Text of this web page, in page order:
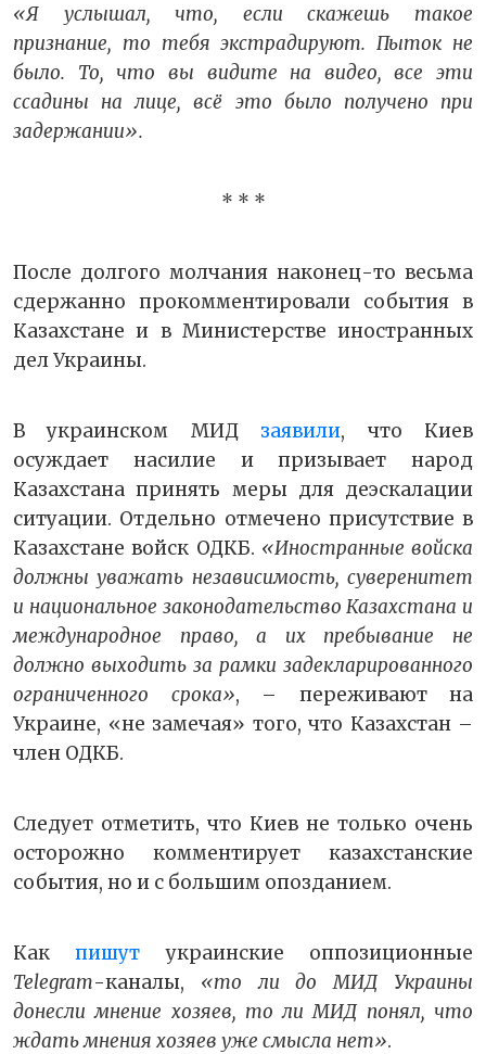
«Я услышал, что, если скажешь такое
признание, то тебя экстрадируют. Пыток не
было. То, что вы видите на видео, все эти
ссадины на лице, всё это было получено при
задержании».
* * *
После долгого молчания наконец-то весьма
сдержанно прокомментировали события в
Казахстане и в Министерстве иностранных
дел Украины.
В украинском МИД заявили, что Киев
осуждает насилие и призывает народ
Казахстана принять меры для деэскалации
ситуации. Отдельно отмечено присутствие в
Казахстане войск ОДКБ. «Иностранные войска
должны уважать независимость, суверенитет
и национальное законодательство Казахстана и
международное право, а их пребывание не
должно выходить за рамки задекларированного
ограниченного срока», – переживают на
Украине, «не замечая» того, что Казахстан –
член ОДКБ.
Следует отметить, что Киев не только очень
осторожно комментирует казахстанские
события, но и с большим опозданием.
Какпишут украинские оппозиционные
Telegram-каналы, «то ли до МИД Украины
донесли мнение хозяев, то ли МИД понял, что
ждать мнения хозяев уже смысла нет».